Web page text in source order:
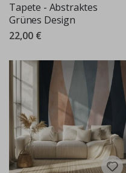
Tapete - Abstraktes
Grünes Design
22,00 €